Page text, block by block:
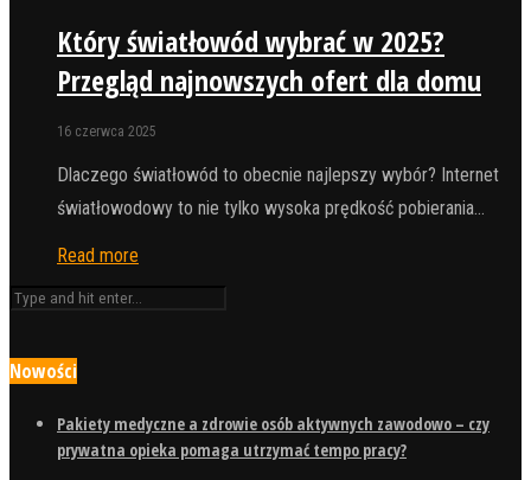
Który światłowód wybrać w 2025?
Przegląd najnowszych ofert dla domu
16 czerwca 2025
Dlaczego światłowód to obecnie najlepszy wybór? Internet
światłowodowy to nie tylko wysoka prędkość pobierania…
Read more
Nowości
Pakiety medyczne a zdrowie osób aktywnych zawodowo – czy
prywatna opieka pomaga utrzymać tempo pracy?